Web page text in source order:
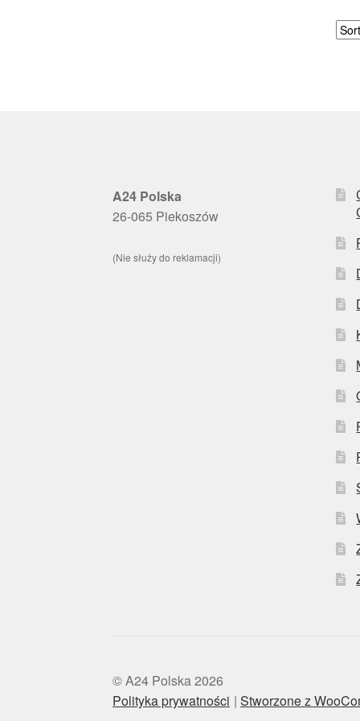
A24 Polska
26-065 Piekoszów
(Nie służy do reklamacji)
© A24 Polska 2026
Polityka prywatności
Stworzone z